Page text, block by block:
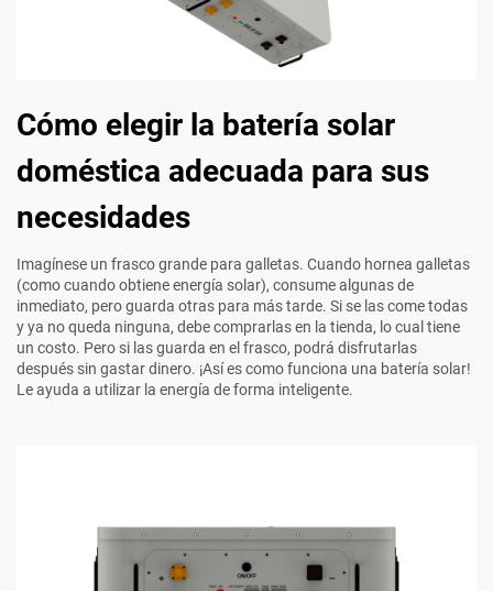
Cómo elegir la batería solar
doméstica adecuada para sus
necesidades
Imagínese un frasco grande para galletas. Cuando hornea galletas
(como cuando obtiene energía solar), consume algunas de
inmediato, pero guarda otras para más tarde. Si se las come todas
y ya no queda ninguna, debe comprarlas en la tienda, lo cual tiene
un costo. Pero si las guarda en el frasco, podrá disfrutarlas
después sin gastar dinero. ¡Así es como funciona una batería solar!
Le ayuda a utilizar la energía de forma inteligente.